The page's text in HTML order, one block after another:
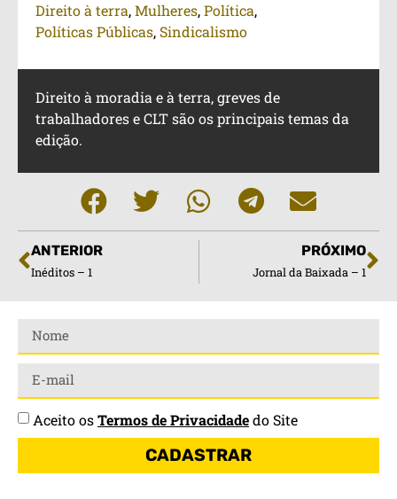
Direito à terra,Mulheres,Política,
Políticas Públicas,Sindicalismo
Direito à moradia e à terra, greves de
trabalhadores e CLT são os principais temas da
edição.
ANTERIOR
Inéditos – 1
PRÓXIMO
Jornal da Baixada – 1
Aceito osTermos de Privacidadedo Site
CADASTRAR